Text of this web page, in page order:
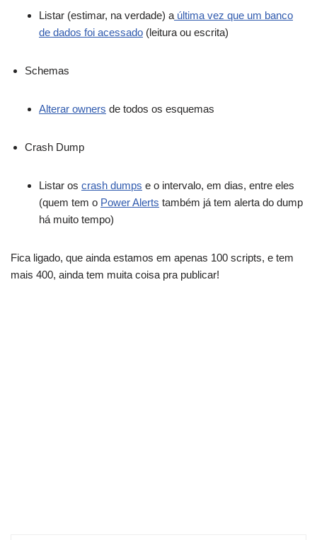
Listar (estimar, na verdade) a última vez que um banco
de dados foi acessado (leitura ou escrita)
Schemas
Alterar owners de todos os esquemas
Crash Dump
Listar os crash dumps e o intervalo, em dias, entre eles
(quem tem o Power Alerts também já tem alerta do dump
há muito tempo)
Fica ligado, que ainda estamos em apenas 100 scripts, e tem
mais 400, ainda tem muita coisa pra publicar!